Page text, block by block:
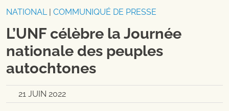
NATIONAL| COMMUNIQUÉ DE PRESSE
L’UNF célèbre la Journée
nationale des peuples
autochtones
21 JUIN 2022